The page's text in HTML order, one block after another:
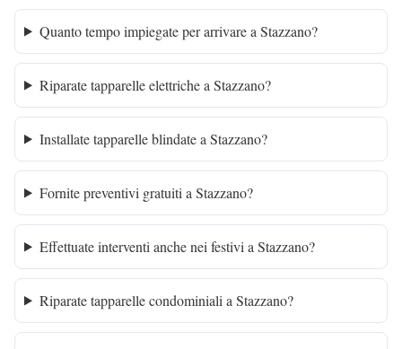
Quanto tempo impiegate per arrivare a Stazzano?
Riparate tapparelle elettriche a Stazzano?
Installate tapparelle blindate a Stazzano?
Fornite preventivi gratuiti a Stazzano?
Effettuate interventi anche nei festivi a Stazzano?
Riparate tapparelle condominiali a Stazzano?